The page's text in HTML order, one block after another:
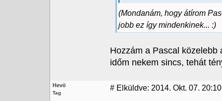
(Mondanám, hogy átírom
jobb ez így mindenkinek... :)
Hozzám a Pascal
időm nekem sincs, tehát
Hevö
Tag
# Elküldve: 2014. Okt. 07. 20:10